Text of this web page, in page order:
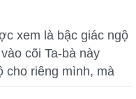
xem là bậc giác ngộ
cõi Ta-bà này
cho riêng mình, mà